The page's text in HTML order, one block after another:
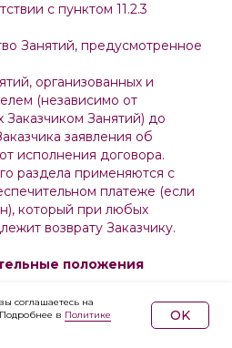
соглашаетесь на
в Политике
OK
с пунктом 11.2.3
Занятий, предусмотренное
организованных и
(независимо от
Занятий) до
заявления об
исполнения договора.
раздела применяются с
платеже (если
который при любых
возврату Заказчику.
положения
с момента
на счет Исполнителя до
всех принятых на себя